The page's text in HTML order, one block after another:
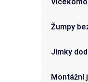
Žumpy
Jímky
Montážní